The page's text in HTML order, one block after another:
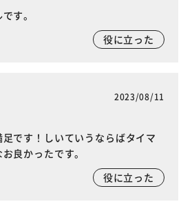
す。
役に立った
2023/08/11
です！しいていうならばタイマ
良かったです。
役に立った